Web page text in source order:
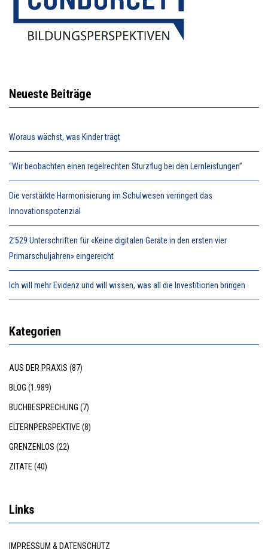
Neueste Beiträge
Woraus wächst, was Kinder trägt
“Wir beobachten einen regelrechten Sturzflug bei den Lernleistungen”
Die verstärkte Harmonisierung im Schulwesen verringert das
Innovationspotenzial
2’529 Unterschriften für «Keine digitalen Geräte in den ersten vier
Primarschuljahren» eingereicht
Ich will mehr Evidenz und will wissen, was all die Investitionen bringen
Kategorien
AUS DER PRAXIS (87)
BLOG (1.989)
BUCHBESPRECHUNG (7)
ELTERNPERSPEKTIVE (8)
GRENZENLOS (22)
ZITATE (40)
Links
IMPRESSUM & DATENSCHUTZ